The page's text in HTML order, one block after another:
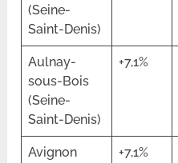
(Seine-
Saint-Denis)
Aulnay-
sous-Bois
(Seine-
Saint-Denis)
+7,1%
Avignon
+7,1%